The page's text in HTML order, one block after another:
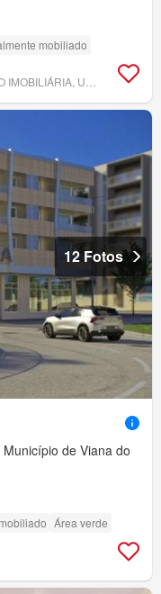
mobiliado
12 Fotos
de Viana do
Área verde